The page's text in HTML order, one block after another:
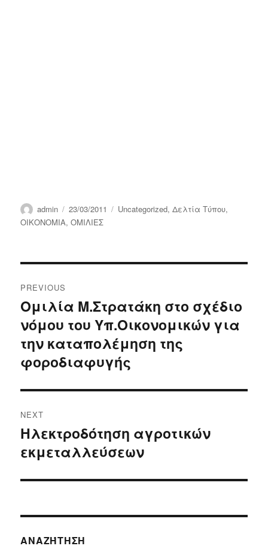
Author
admin
Posted
on
23/03/2011 Categories
Uncategorized,Δελτία Τύπου,
ΟΙΚΟΝΟΜΙΑ,ΟΜΙΛΙΕΣ
navigation
PREVIOUS
Previous
post:
Ομιλία Μ.Στρατάκη στο σχέδιο
νόμου του Υπ.Οικονομικών για
την καταπολέμηση της
φοροδιαφυγής
NEXT
Next
post:
Ηλεκτροδότηση αγροτικών
εκμεταλλεύσεων
ΑΝΑΖΉΤΗΣΗ